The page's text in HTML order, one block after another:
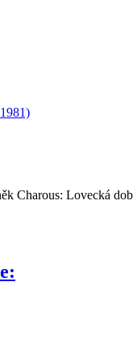
Charous: Lovecká